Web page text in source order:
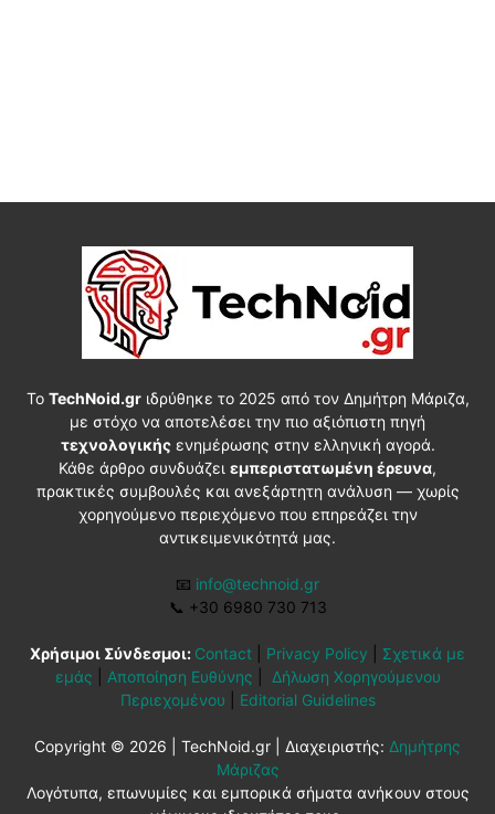
Το TechNoid.grιδρύθηκε το 2025 από τον Δημήτρη Μάριζα,
με στόχο να αποτελέσει την πιο αξιόπιστη πηγή
τεχνολογικήςενημέρωσης στην ελληνική αγορά.
Κάθε άρθρο συνδυάζει εμπεριστατωμένη έρευνα,
πρακτικές συμβουλές και ανεξάρτητη ανάλυση — χωρίς
χορηγούμενο περιεχόμενο που επηρεάζει την
αντικειμενικότητά μας.
📧 info@technoid.gr
📞 +30 6980 730 713
Χρήσιμοι Σύνδεσμοι: Contact Privacy Policy
Σχετικά με
εμάς
Αποποίηση Ευθύνης
Δήλωση Χορηγούμενου
Περιεχομένου
Editorial Guidelines
Copyright © 2026 | TechNoid.gr | Διαχειριστής: Δημήτρης
Μάριζας
Λογότυπα, επωνυμίες και εμπορικά σήματα ανήκουν στους